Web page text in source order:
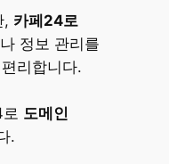
, 카페24로
정보 관리를
리합니다.
도메인
.